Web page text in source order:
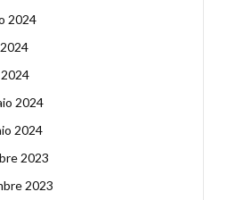
2024
2024
2024
2023
2023